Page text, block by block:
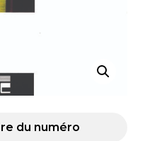
du numéro